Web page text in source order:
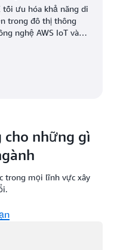
tối ưu hóa khả năng di
trong đô thị thông
nghệ AWS IoT và
cho những gì
trong mọi lĩnh vực xây